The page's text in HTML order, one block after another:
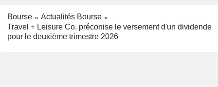
Bourse
Actualités Bourse
Travel + Leisure Co. préconise le versement d'un dividende
pour le deuxième trimestre 2026